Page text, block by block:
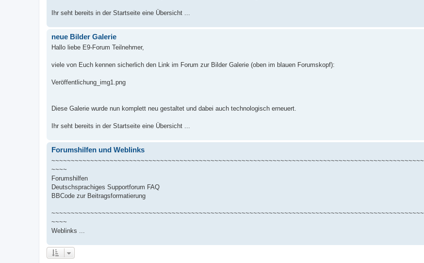
Ihr seht bereits in der Startseite eine Übersicht ...
neue Bilder Galerie
Hallo liebe E9-Forum Teilnehmer,
viele von Euch kennen sicherlich den Link im Forum zur Bilder Galerie (oben im blauen Forumskopf):
Veröffentlichung_img1.png
Diese Galerie wurde nun komplett neu gestaltet und dabei auch technologisch erneuert.
Ihr seht bereits in der Startseite eine Übersicht ...
Forumshilfen und Weblinks
~~~~~~~~~~~~~~~~~~~~~~~~~~~~~~~~~~~~~~~~~~~~~~~~~~~~~~~~~~~~~~~~~~~~~~~~~~~~~~~~~~~~~~~~~~~~~~~~
~~~~
Forumshilfen
Deutschsprachiges Supportforum FAQ
BBCode zur Beitragsformatierung
~~~~~~~~~~~~~~~~~~~~~~~~~~~~~~~~~~~~~~~~~~~~~~~~~~~~~~~~~~~~~~~~~~~~~~~~~~~~~~~~~~~~~~~~~~~~~~~~
~~~~
Weblinks ...